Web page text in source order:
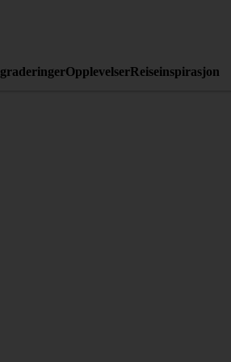
OpplevelserReiseinspirasjon